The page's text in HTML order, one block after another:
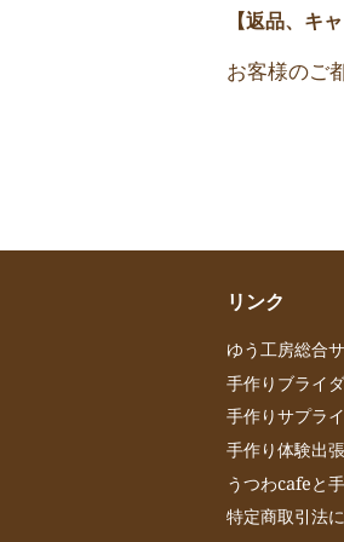
【返品、キ
お客様のご
リンク
ゆう工房総合
手作りブライ
手作りサプラ
手作り体験出
うつわcafeと
特定商取引法